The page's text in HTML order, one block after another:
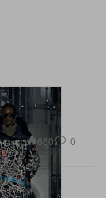
660 0